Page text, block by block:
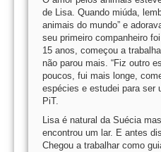
de Lisa. Quando miúda,
animais do mundo” e
seu primeiro companheiro
15 anos, começou a
não parou mais. “Fiz outro
poucos, fui mais longe,
espécies e estudei para ser
PiT.
Lisa é natural da Suécia
encontrou um lar. E antes
Chegou a trabalhar como